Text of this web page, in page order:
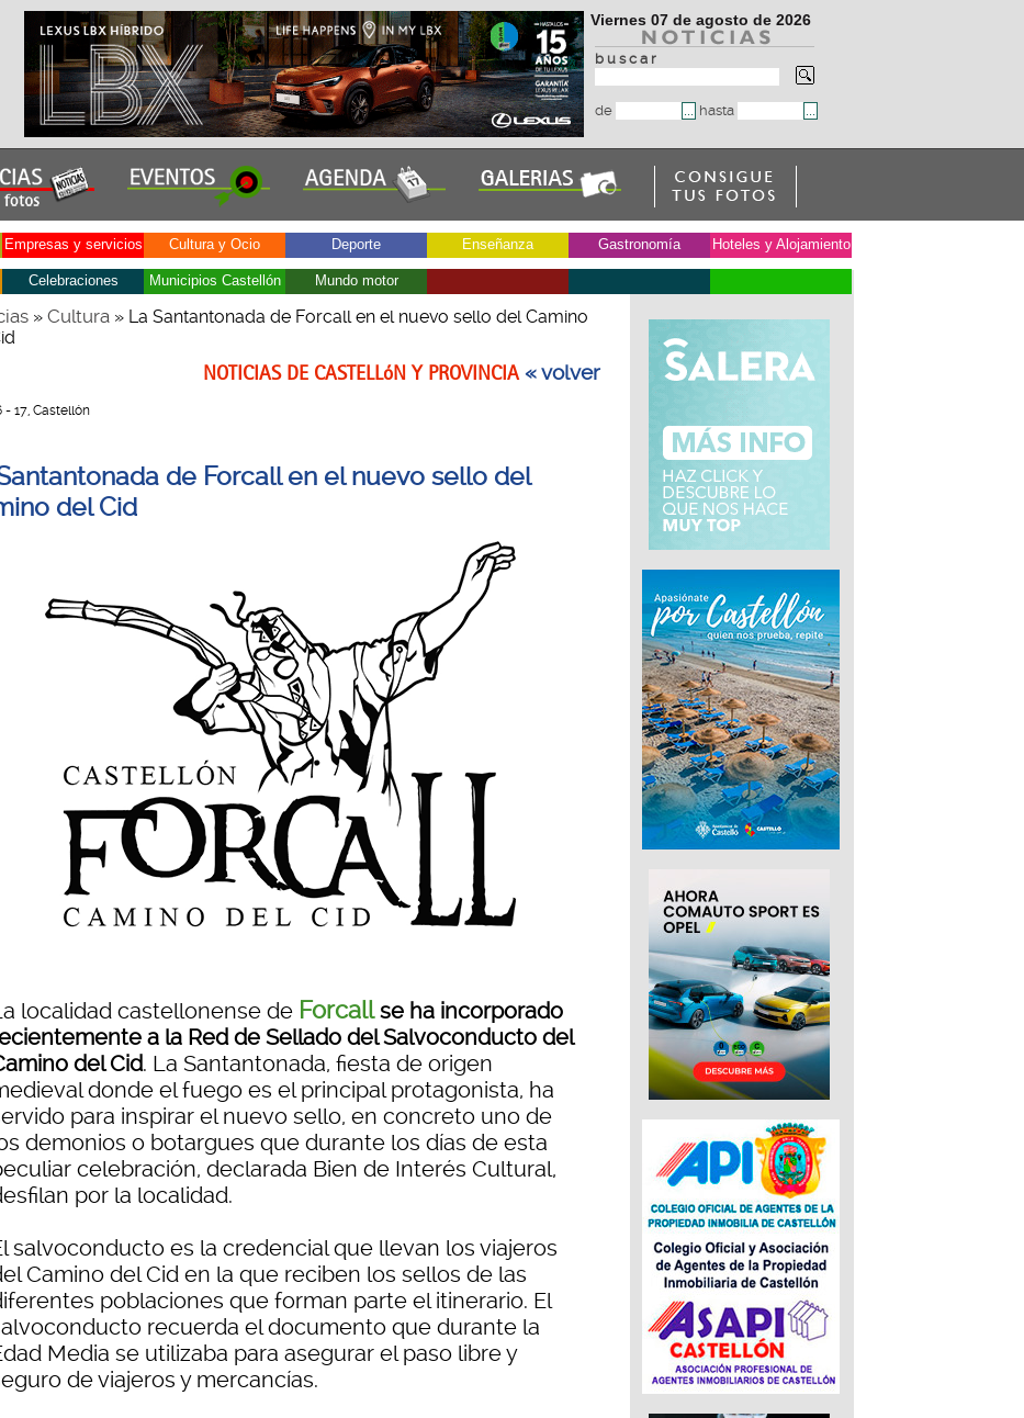
Viernes 07 de agosto de 2026
b u s c a r
de hasta
Empresas y servicios Cultura y Ocio Deporte Enseñanza Gastronomía Hoteles y Alojamiento
Celebraciones Municipios Castellón Mundo motor
» Cultura» La Santantonada de Forcall en el nuevo sello del Camino
NOTICIAS DE CASTELLóN Y PROVINCIA« volver
- 17, Castellón
de Forcall en el nuevo sello del
del Cid
localidad castellonense de Forcallse ha incorporado
a la Red de Sellado del Salvoconducto del
del Cid. La Santantonada, fiesta de origen
donde el fuego es el principal protagonista, ha
para inspirar el nuevo sello, en concreto uno de
demonios o botargues que durante los días de esta
celebración, declarada Bien de Interés Cultural,
por la localidad.
salvoconducto es la credencial que llevan los viajeros
Camino del Cid en la que reciben los sellos de las
poblaciones que forman parte el itinerario. El
recuerda el documento que durante la
Media se utilizaba para asegurar el paso libre y
de viajeros y mercancías.